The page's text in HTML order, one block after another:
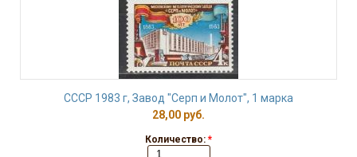
СССР 1983 г, Завод "Серп и Молот", 1 марка
28,00 руб.
Количество: *